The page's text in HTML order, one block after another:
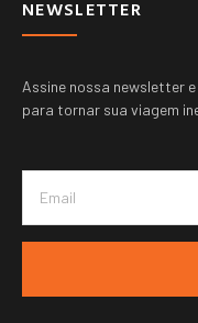
NEWSLETTER
Assine nossa newsletter
para tornar sua viagem